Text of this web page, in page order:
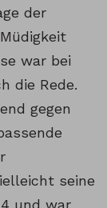
der
war bei
die Rede.
gegen
seine
und war